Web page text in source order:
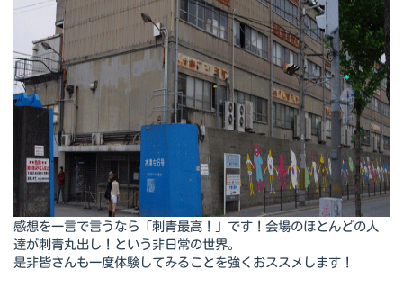
感想を一言で言うなら「刺青最高！」です！会場のほとんどの人
達が刺青丸出し！という非日常の世界。
是非皆さんも一度体験してみることを強くおススメします！